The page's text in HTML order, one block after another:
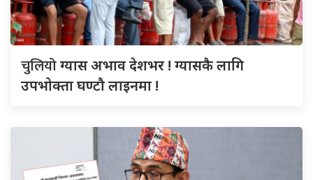
चुलियोग्यास अभाव देशभर ! ग्यासकै लागि
उपभोक्ता घण्टौ लाइनमा !